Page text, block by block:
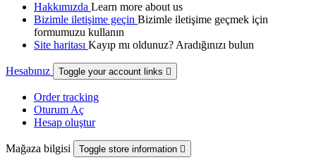
Hakkımızda Learn more about us
Bizimle iletişime geçin Bizimle iletişime geçmek için
formumuzu kullanın
Site haritası Kayıp mı oldunuz? Aradığınızı bulun
Hesabınız Toggle your account links 
Order tracking
Oturum Aç
Hesap oluştur
Mağaza bilgisi Toggle store information 